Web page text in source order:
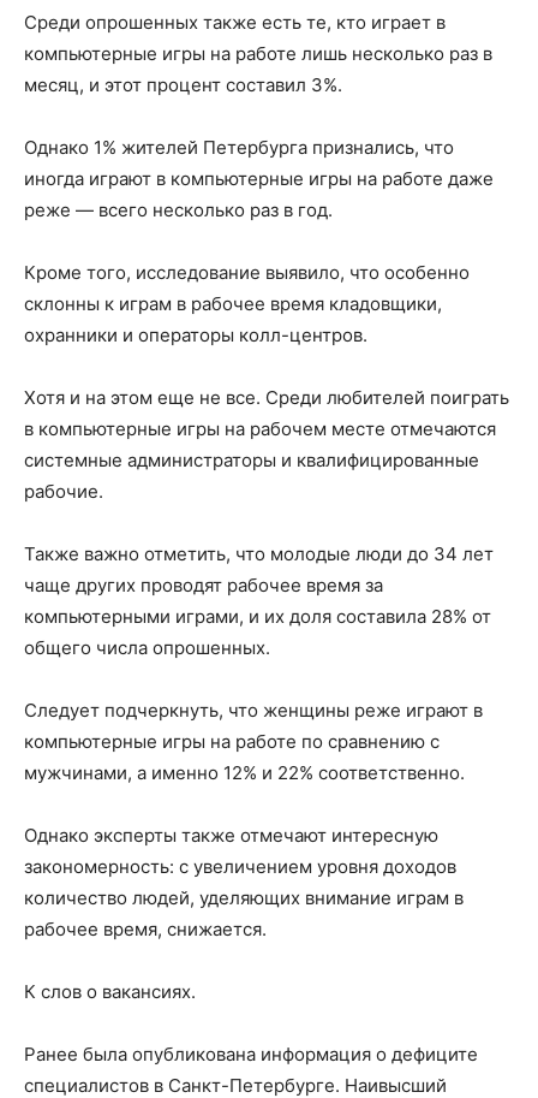
Среди опрошенных также есть те, кто играет в
компьютерные игры на работе лишь несколько раз в
месяц, и этот процент составил 3%.
Однако 1% жителей Петербурга признались, что
иногда играют в компьютерные игры на работе даже
реже — всего несколько раз в год.
Кроме того, исследование выявило, что особенно
склонны к играм в рабочее время кладовщики,
охранники и операторы колл-центров.
Хотя и на этом еще не все. Среди любителей поиграть
в компьютерные игры на рабочем месте отмечаются
системные администраторы и квалифицированные
рабочие.
Также важно отметить, что молодые люди до 34 лет
чаще других проводят рабочее время за
компьютерными играми, и их доля составила 28% от
общего числа опрошенных.
Следует подчеркнуть, что женщины реже играют в
компьютерные игры на работе по сравнению с
мужчинами, а именно 12% и 22% соответственно.
Однако эксперты также отмечают интересную
закономерность: с увеличением уровня доходов
количество людей, уделяющих внимание играм в
рабочее время, снижается.
К слов о вакансиях.
Ранее была опубликована информация о дефиците
специалистов в Санкт-Петербурге. Наивысший